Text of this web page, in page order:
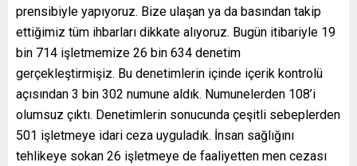
prensibiyle yapıyoruz. Bize ulaşan ya da basından takip
ettiğimiz tüm ihbarları dikkate alıyoruz. Bugün itibariyle 19
bin 714 işletmemize 26 bin 634 denetim
gerçekleştirmişiz. Bu denetimlerin içinde içerik kontrolü
açısından 3 bin 302 numune aldık. Numunelerden 108’i
olumsuz çıktı. Denetimlerin sonucunda çeşitli sebeplerden
501 işletmeye idari ceza uyguladık. İnsan sağlığını
tehlikeye sokan 26 işletmeye de faaliyetten men cezası